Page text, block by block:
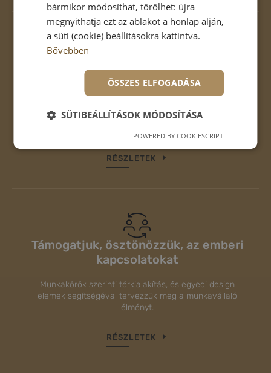
túl
az, hogy a munkavállaló leszakadhat a csapatától,
RÉSZLETEK
Támogatjuk, ösztönözzük, az emberi
kapcsolatokat
Munkakörök szerinti térkialakítás, és egyedi design
elemek segítségéval tervezzük meg a munkavállaló
élményt.
RÉSZLETEK
bármikor módosíthat, törölhet: újra
megnyithatja ezt az ablakot a honlap alján,
a süti (cookie) beállításokra kattintva.
Bővebben
ÖSSZES ELFOGADÁSA
SÜTIBEÁLLÍTÁSOK MÓDOSÍTÁSA
POWERED BY COOKIESCRIPT